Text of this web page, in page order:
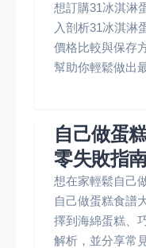
想訂購31冰淇淋
入剖析31冰淇淋
價格比較與保存
幫助你輕鬆做出
自己做蛋
零失敗指
想在家輕鬆自己
自己做蛋糕食譜
擇到海綿蛋糕、
解析，並分享常